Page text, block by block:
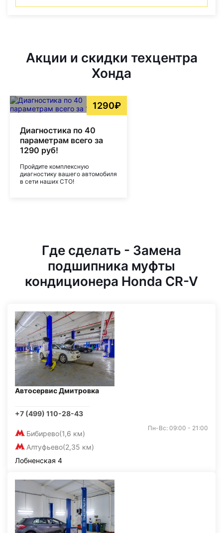
Акции и скидки техцентра
Хонда
1290₽
Диагностика по 40
параметрам всего за
1290 руб!
Пройдите комплексную
диагностику вашего автомобиля
в сети наших СТО!
Где сделать - Замена
подшипника муфты
кондиционера Honda CR-V
Автосервис Дмитровка
+7 (499) 110-28-43
Бибирево(1,6 км)
Алтуфьево(2,35 км)
Пн-Вс: 09:00 - 21:00
Лобненская 4